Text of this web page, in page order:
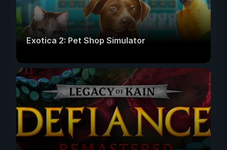
Exotica 2: Pet Shop Simulator